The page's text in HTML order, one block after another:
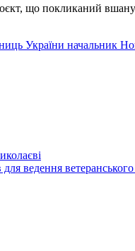
що покликаний
України начальник
ведення ветеранського